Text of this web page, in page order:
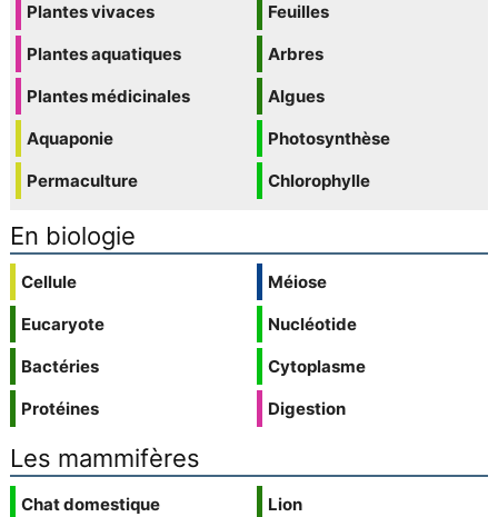
Plantes vivaces
Plantes aquatiques
Plantes médicinales
Aquaponie
Permaculture
Feuilles
Arbres
Algues
Photosynthèse
Chlorophylle
En biologie
Cellule
Eucaryote
Bactéries
Protéines
Méiose
Nucléotide
Cytoplasme
Digestion
Les mammifères
Chat domestique
Lion